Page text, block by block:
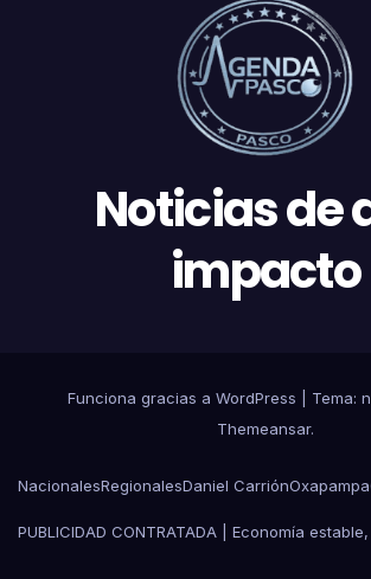
Noticias de
impacto
Funciona gracias a WordPress
Tema:
Themeansar.
NacionalesRegionalesDaniel CarriónOxapampa
PUBLICIDAD CONTRATADA | Economía